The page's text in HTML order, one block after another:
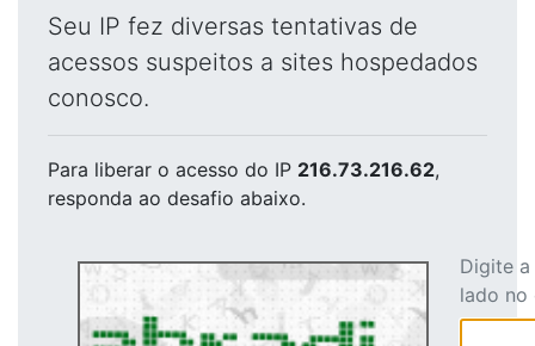
Seu IP fez diversas tentativas de
acessos suspeitos a sites hospedados
conosco.
Para liberar o acesso do IP 216.73.216.62,
responda ao desafio abaixo.
Digite
lado no